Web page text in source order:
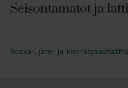
Seisontamatot ja
Roska-, jäte- ja kierrätysastiat